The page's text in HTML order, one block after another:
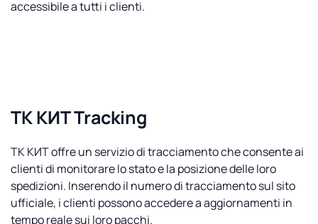
accessibile a tutti i clienti.
ТК КИТ Tracking
ТК КИТ offre un servizio di tracciamento che consente ai
clienti di monitorare lo stato e la posizione delle loro
spedizioni. Inserendo il numero di tracciamento sul sito
ufficiale, i clienti possono accedere a aggiornamenti in
tempo reale sui loro pacchi.